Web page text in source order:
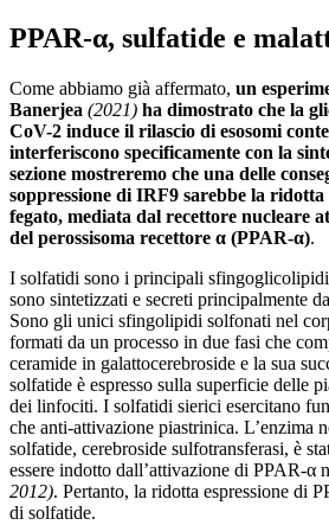
PPAR-α, sulfatide e
Come abbiamo già affermato, un
Banerjea (2021) ha dimostrato che la
CoV-2 induce il rilascio di esosomi
interferiscono specificamente con la
sezione mostreremo che una delle
soppressione di IRF9 sarebbe la
fegato, mediata dal recettore nucleare
del perossisoma recettore α (PPAR-α).
I solfatidi sono i principali
sono sintetizzati e secreti principalmente
Sono gli unici sfingolipidi solfonati nel
formati da un processo in due fasi che
ceramide in galattocerebroside e la sua
solfatide è espresso sulla superficie delle
dei linfociti. I solfatidi sierici esercitano
che anti-attivazione piastrinica. L’enzima
solfatide, cerebroside sulfotransferasi, è
essere indotto dall’attivazione di PPAR-α
2012). Pertanto, la ridotta espressione di
di solfatide.